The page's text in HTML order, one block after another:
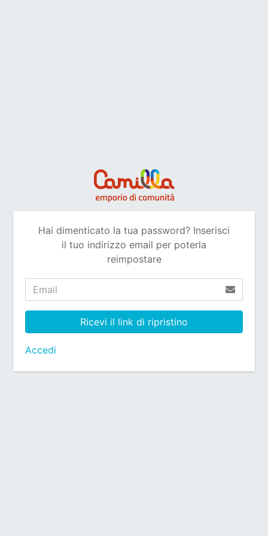
Hai dimenticato la tua password? Inserisci
il tuo indirizzo email per poterla
reimpostare
Ricevi il link di ripristino
Accedi